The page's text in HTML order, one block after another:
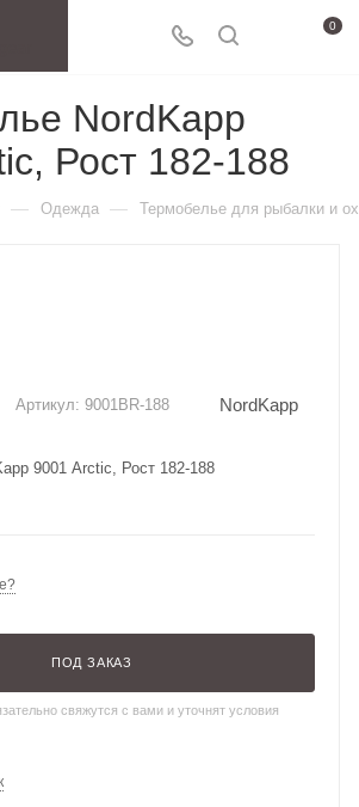
0
NordKapp
Рост 182-188
— Одежда — Термобелье для рыбалки и
Артикул: 9001BR-188 NordKapp
9001 Arctic, Рост 182-188
ПОД ЗАКАЗ
свяжутся с вами и уточнят условия